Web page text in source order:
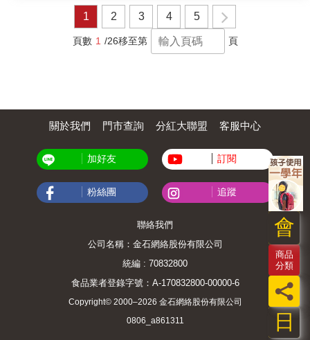
一條溪，為的不是捕捉精采一瞬，而是與溪流
共度日常，在攝影的時間性之中召喚日常性。
而對許震唐來說，攝影的日常性就是「別無所
求」，靜靜等待濁水溪的時間與空間，凝鍊在
屬於土地的一瞬間。【誠摯推薦】（依姓名筆
導演鐘聖雄龔卓軍／臺南市美術館館長【本書
由國家文化藝術基金會臺灣書寫專案補助出
報名任何攝影課程，僅需一台數位相機或人人
都有的智慧型手機，以及上網功能，即可拍出
讓你的IG追蹤人數暴增的精采作品！此外，隨
著網紅行銷的浪潮興起，為品牌量身打造內容
說故事，掌握 5 步驟，你也可以成為很會說故
關係。精通談判的藝術。2. 預先準備。製作情
緒板、備妥通告單、拍攝前勘景，穩健地邁向
成功。3. 從容拍攝。依步驟完成數位單眼的專
案演練及智慧型手機的拍攝練習，在任何類型
的攝影中靈活應用。4. 妥善編輯。在情節和重
要技巧的加持下，使照片獨樹一格。5. 定稿交
件。以故事突顯內涵，在客戶心中留下深刻感
受。如何讓人記住一幅圖像或攝影師的作品？
關鍵在於影像所要述說的故事；故事才是影響
力的真正來源。從童話到傳奇，乃至宗教文本
和政治宣傳品，全都是透過故事吸引大眾的注
意力並激起情緒，這麼一來，其背後隱含的訊
息才能永久傳遞。本書旨在引導你不斷嘗試和
測試，將故事置於核心位置，協助你創作雋永
的攝影作品，也就是美國新聞攝影師朵洛西
亞．朗格（Dorothea Lange）口中的「值得反
1 2 3 4 5
頁數 1 /26移至第 頁
日
員
商品
分類
會
關於我們 門市查詢 分紅大聯盟 客服中心
加好友 訂閱
粉絲團 追蹤
聯絡我們
公司名稱：金石網絡股份有限公司
統編 : 70832800
食品業者登錄字號：A-170832800-00000-6
Copyright© 2000–2026 金石網絡股份有限公司
0806_a861311